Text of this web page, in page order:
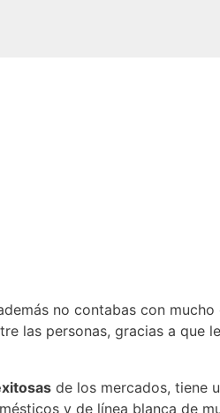
no contabas con
las personas, gracias a que
de los mercados, tiene
y de línea blanca de